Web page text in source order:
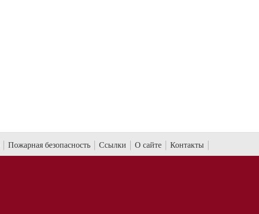
Пожарная безопасность Ссылки О сайте Контакты